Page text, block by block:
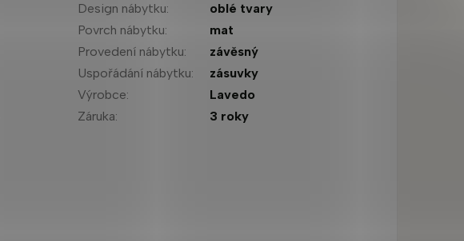
Design nábytku:
oblé tvary
Povrch nábytku:
mat
Provedení nábytku:
závěsný
Uspořádání nábytku:
zásuvky
Výrobce:
Lavedo
Záruka: 3 roky